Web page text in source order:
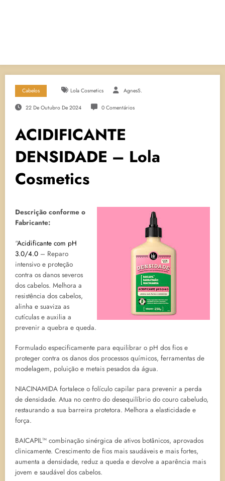
Cabelos Lola Cosmetics AgnesS.
22 De Outubro De 2024 0 Comentários
ACIDIFICANTE
DENSIDADE – Lola
Cosmetics
Descrição conforme o
Fabricante:
“Acidificante com pH
3.0/4.0 – Reparo
intensivo e proteção
contra os danos severos
dos cabelos. Melhora a
resistência dos cabelos,
alinha e suaviza as
cutículas e auxilia a
prevenir a quebra e queda.
Formulado especificamente para equilibrar o pH dos fios e
proteger contra os danos dos processos químicos, ferramentas de
modelagem, poluição e metais pesados da água.
NIACINAMIDA fortalece o folículo capilar para prevenir a perda
de densidade. Atua no centro do desequilíbrio do couro cabeludo,
restaurando a sua barreira protetora. Melhora a elasticidade e
força.
BAICAPIL™ combinação sinérgica de ativos botânicos, aprovados
clinicamente. Crescimento de fios mais saudáveis e mais fortes,
aumenta a densidade, reduz a queda e devolve a aparência mais
jovem e saudável dos cabelos.